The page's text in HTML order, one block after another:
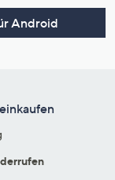
Android